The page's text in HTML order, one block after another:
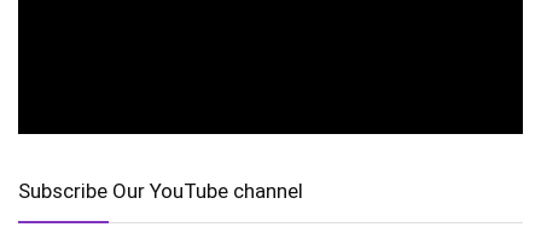
Subscribe Our YouTube channel